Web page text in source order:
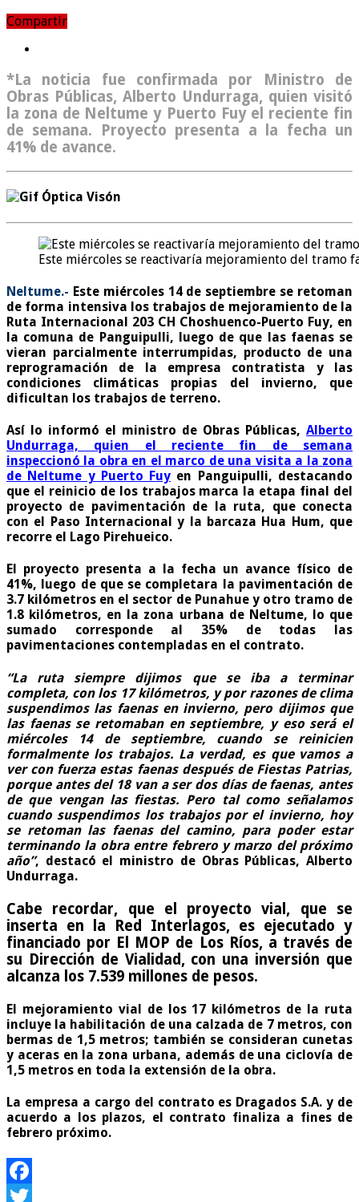
Compartir
*La noticia fue confirmada por Ministro de
Obras Públicas, Alberto Undurraga, quien visitó
la zona de Neltume y Puerto Fuy el reciente fin
de semana. Proyecto presenta a la fecha un
41% de avance.
Este miércoles se reactivaría mejoramiento del tramo
Neltume.- Este miércoles 14 de septiembre se retoman
de forma intensiva los trabajos de mejoramiento de la
Ruta Internacional 203 CH Choshuenco-Puerto Fuy, en
la comuna de Panguipulli, luego de que las faenas se
vieran parcialmente interrumpidas, producto de una
reprogramación de la empresa contratista y las
condiciones climáticas propias del invierno, que
dificultan los trabajos de terreno.
Así lo informó el ministro de Obras Públicas, Alberto
Undurraga, quien el reciente fin de semana
inspeccionó la obra en el marco de una visita a la zona
de Neltume y Puerto Fuy en Panguipulli, destacando
que el reinicio de los trabajos marca la etapa final del
proyecto de pavimentación de la ruta, que conecta
con el Paso Internacional y la barcaza Hua Hum, que
recorre el Lago Pirehueico.
El proyecto presenta a la fecha un avance físico de
41%, luego de que se completara la pavimentación de
3.7 kilómetros en el sector de Punahue y otro tramo de
1.8 kilómetros, en la zona urbana de Neltume, lo que
sumado corresponde al 35% de todas las
pavimentaciones contempladas en el contrato.
“La ruta siempre dijimos que se iba a terminar
completa, con los 17 kilómetros, y por razones de clima
suspendimos las faenas en invierno, pero dijimos que
las faenas se retomaban en septiembre, y eso será el
miércoles 14 de septiembre, cuando se reinicien
formalmente los trabajos. La verdad, es que vamos a
ver con fuerza estas faenas después de Fiestas Patrias,
porque antes del 18 van a ser dos días de faenas, antes
de que vengan las fiestas. Pero tal como señalamos
cuando suspendimos los trabajos por el invierno, hoy
se retoman las faenas del camino, para poder estar
terminando la obra entre febrero y marzo del próximo
año”, destacó el ministro de Obras Públicas, Alberto
Undurraga.
Cabe recordar, que el proyecto vial, que se
inserta en la Red Interlagos, es ejecutado y
financiado por El MOP de Los Ríos, a través de
su Dirección de Vialidad, con una inversión que
alcanza los 7.539 millones de pesos.
El mejoramiento vial de los 17 kilómetros de la ruta
incluye la habilitación de una calzada de 7 metros, con
bermas de 1,5 metros; también se consideran cunetas
y aceras en la zona urbana, además de una ciclovía de
1,5 metros en toda la extensión de la obra.
La empresa a cargo del contrato es Dragados S.A. y de
acuerdo a los plazos, el contrato finaliza a fines de
febrero próximo.
Facebook